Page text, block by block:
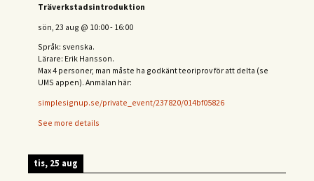
Träverkstadsintroduktion
sön, 23 aug @ 10:00- 16:00
Språk: svenska.
Lärare: Erik Hansson.
Max 4 personer, man måste ha godkänt teoriprov för att delta (se
UMS appen). Anmälan här:
simplesignup.se/private_event/237820/014bf05826
See more details
tis, 25 aug